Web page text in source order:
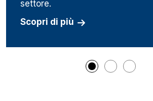
settore.
Scopri di più